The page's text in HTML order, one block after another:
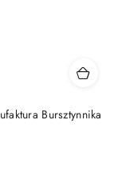
Bursztynnika